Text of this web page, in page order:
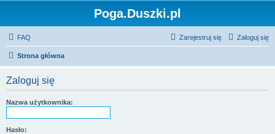
Poga.Duszki.pl
FAQ Zaloguj się
Zarejestruj się
Strona główna
Zaloguj się
Nazwa użytkownika:
Hasło: